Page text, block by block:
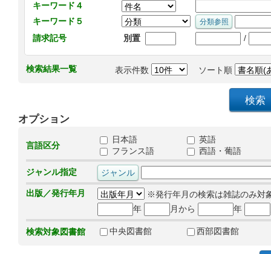
キーワード４
キーワード５
請求記号
別置 /
検索結果一覧 表示件数 ソート順
オプション
言語区分
日本語
英語
フランス語
西語・葡語
ジャンル指定
出版／発行年月
※発行年月の検索は雑誌のみ対
年
月から 年
検索対象図書館 中央図書館 西部図書館